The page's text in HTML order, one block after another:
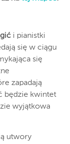
i pianistki
się w ciągu
się
zapadają
będzie kwintet
wyjątkowa
utwory